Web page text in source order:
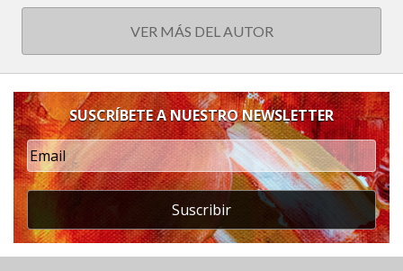
VER MÁS DEL AUTOR
SUSCRÍBETE A NUESTRO NEWSLETTER
Suscribir